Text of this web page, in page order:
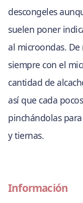
descongeles
suelen poner
al microondas.
siempre con el
cantidad de
así que cada
pinchándolas
y tiernas.
Información